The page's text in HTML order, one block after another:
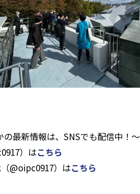
の最新情報は、SNSでも配信中！～
）はこちら
@oipc0917）はこちら